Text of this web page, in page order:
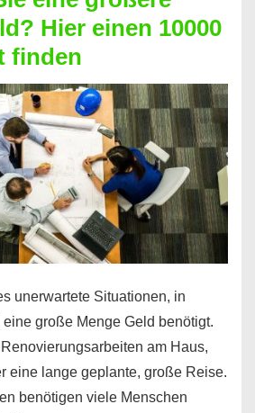
Hier einen 10000
finden
unerwartete Situationen, in
große Menge Geld benötigt.
am Haus,
eine lange geplante, große Reise.
benötigen viele Menschen